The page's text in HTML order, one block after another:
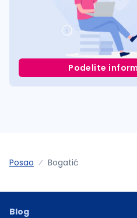
Podelite
Posao Bogatić
Blog